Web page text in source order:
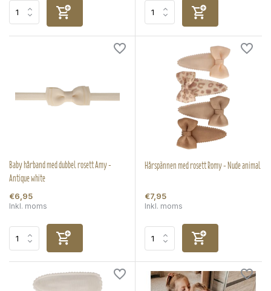
Baby hårband med dubbel rosett Amy -
Antique white
€6,95
Inkl. moms
Hårspännen med rosett Romy - Nude animal
€7,95
Inkl. moms